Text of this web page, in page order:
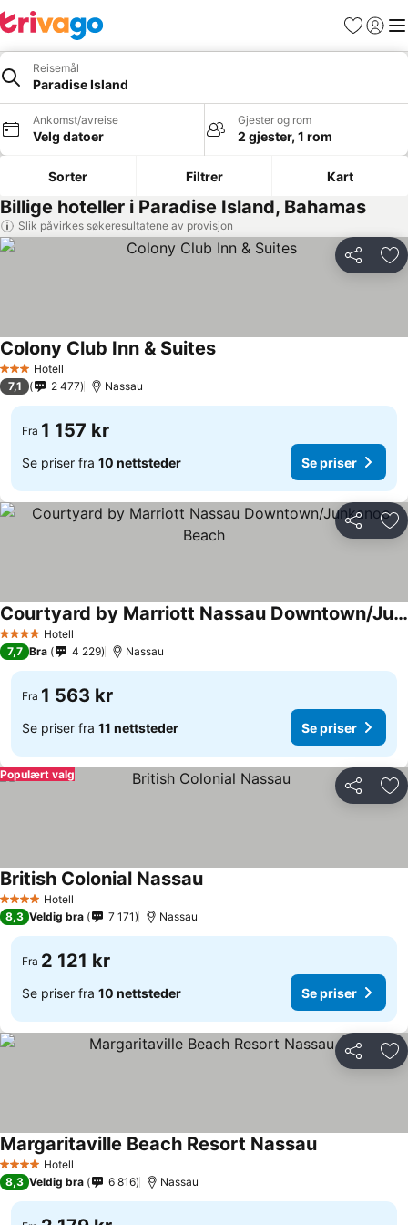
Favoritter
Logg
Reisemål
Paradise Island
Ankomst/avreise
Velg datoer
Gjester og rom
2 gjester, 1 rom
Sorter Filtrer Kart
Billige hoteller i Paradise Island, Bahamas
Slik påvirkes søkeresultatene av provisjon
Del
3 StjernerHotell
Colony Club Inn & Suites
7,1 2 477 Nassau
Fra 1 157 kr
Se priser fra 10 nettsteder Se priser
Del
4 StjernerHotell
Courtyard by Marriott Nassau Downtown/Junkanoo Beach
7,7 Bra 4 229 Nassau
Fra 1 563 kr
Se priser fra 11 nettsteder Se priser
Del
Populært valg
4 StjernerHotell
British Colonial Nassau
8,3 Veldig bra 7 171 Nassau
Fra 2 121 kr
Se priser fra 10 nettsteder Se priser
Del
4 StjernerHotell
Margaritaville Beach Resort Nassau
8,3 Veldig bra 6 816 Nassau